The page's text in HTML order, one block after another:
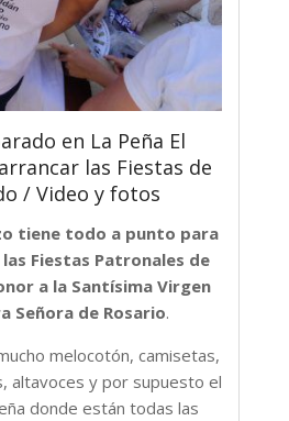
en La Peña El
las Fiestas de
/ Video y fotos
tiene todo a punto para
Fiestas Patronales de
a la Santísima Virgen
Señora de Rosario.
melocotón, camisetas,
altavoces y por supuesto el
donde están todas las